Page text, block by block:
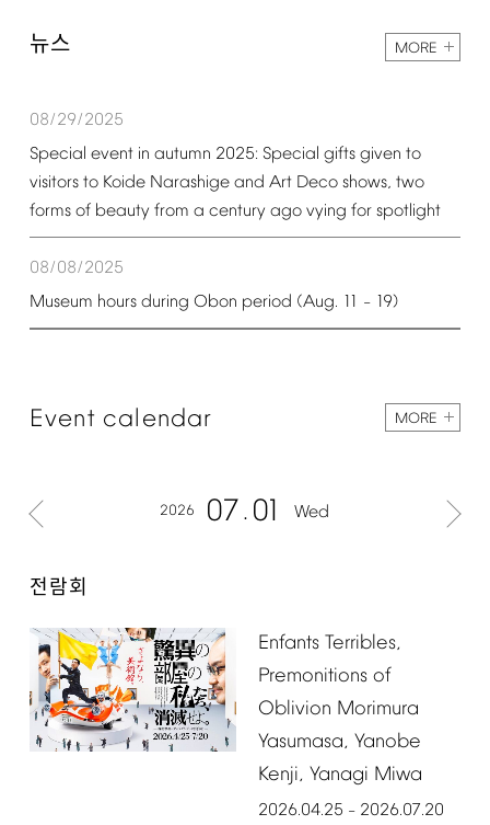
뉴스 MORE
08/29/2025
Special event in autumn 2025: Special gifts given to
visitors to Koide Narashige and Art Deco shows, two
forms of beauty from a century ago vying for spotlight
08/08/2025
Museum hours during Obon period (Aug. 11 – 19)
Event calendar MORE
2026 07 01 Wed
전람회
Enfants Terribles,
Premonitions of
Oblivion Morimura
Yasumasa, Yanobe
Kenji, Yanagi Miwa
2026.04.25 – 2026.07.20